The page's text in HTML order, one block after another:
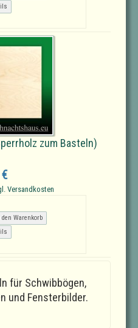
zum Basteln)
Versandkosten
Warenkorb
für Schwibbögen,
und Fensterbilder.